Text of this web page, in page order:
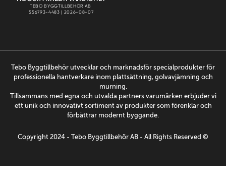
Tebo Byggtillbehör utvecklar och marknadsför specialprodukter för
professionella hantverkare inom plattsättning, golvavjämning och
murning.
Tillsammans med egna och utvalda partners varumärken erbjuder vi
ett unik och innovativt sortiment av produkter som förenklar och
förbättrar modernt byggande.
Copyright 2024 - Tebo Byggtillbehõr AB - All Rights Reserved ©